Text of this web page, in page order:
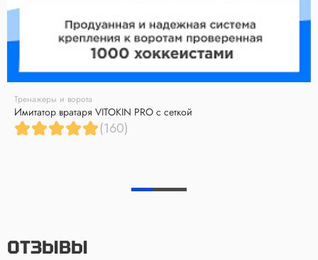
Тренажеры и ворота
Имитатор вратаря VITOKIN PRO с сеткой
(160)
ОТЗЫВЫ